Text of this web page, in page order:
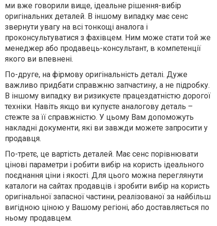
ми вже говорили вище, ідеальне рішення-вибір
оригінальних деталей. В іншому випадку має сенс
звернути увагу на всі тонкощі аналога і
проконсультуватися з фахівцем. Ним може стати той же
менеджер або продавець-консультант, в компетенції
якого ви впевнені.
По-друге, на фірмову оригінальність деталі. Дуже
важливо придбати справжню запчастину, а не підробку.
В іншому випадку ви ризикуєте працездатністю дорогої
техніки. Навіть якщо ви купуєте аналогову деталь –
стежте за її справжністю. У цьому Вам допоможуть
накладні документи, які ви завжди можете запросити у
продавця.
По-третє, це вартість деталей. Має сенс порівнювати
цінові параметри і робити вибір на користь ідеального
поєднання ціни і якості. Для цього можна переглянути
каталоги на сайтах продавців і зробити вибір на користь
оригінальної запасної частини, реалізованої за найбільш
вигідною ціною у Вашому регіоні, або доставляється по
ньому продавцем.